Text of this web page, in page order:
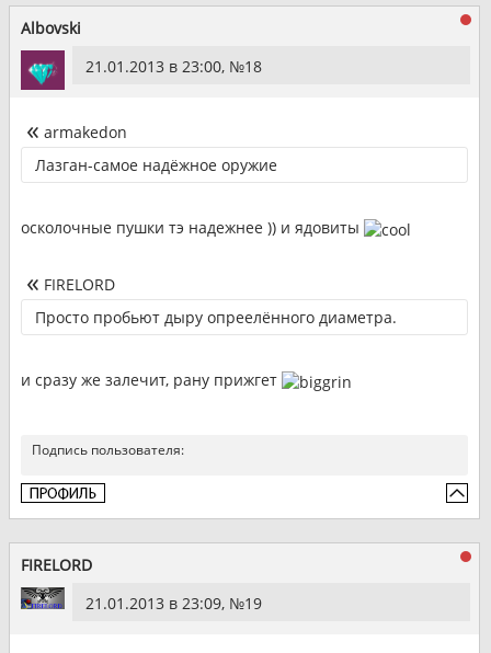
Albovski
21.01.2013 в 23:00, №18
armakedon
Лазган-самое надёжное оружие
осколочные пушки тэ надежнее )) и ядовиты
FIRELORD
Просто пробьют дыру опреелённого диаметра.
и сразу же залечит, рану прижгет
Подпись пользователя:
FIRELORD
21.01.2013 в 23:09, №19